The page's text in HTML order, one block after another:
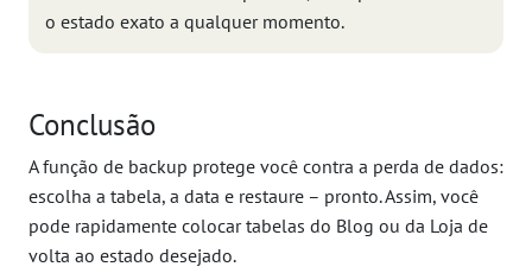
o estado exato a qualquer momento.
Conclusão
A função de backup protege você contra a perda de dados:
escolha a tabela, a data e restaure – pronto. Assim, você
pode rapidamente colocar tabelas do Blog ou da Loja de
volta ao estado desejado.